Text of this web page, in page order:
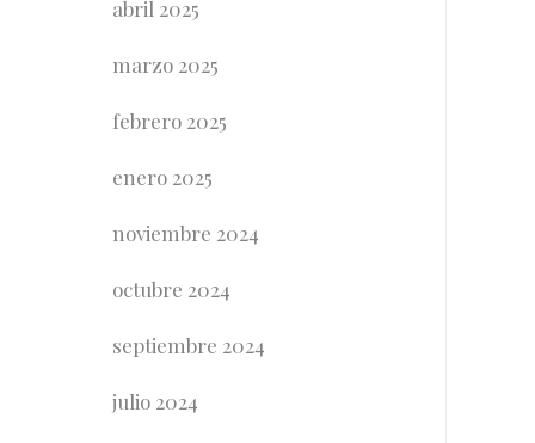
abril 2025
marzo 2025
febrero 2025
enero 2025
noviembre 2024
octubre 2024
septiembre 2024
julio 2024